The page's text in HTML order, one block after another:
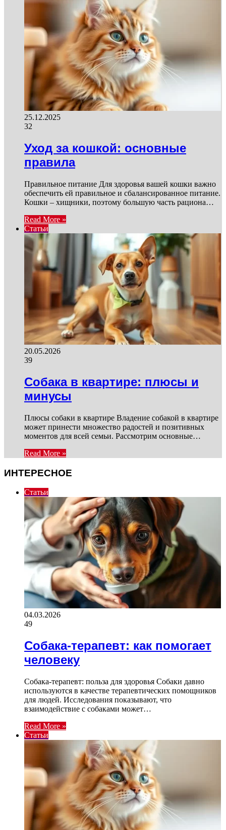
25.12.2025
32
Уход за кошкой: основные
правила
Правильное питание Для здоровья вашей кошки важно
обеспечить ей правильное и сбалансированное питание.
Кошки – хищники, поэтому большую часть рациона…
Read More »
Статьи
20.05.2026
39
Собака в квартире: плюсы и
минусы
Плюсы собаки в квартире Владение собакой в квартире
может принести множество радостей и позитивных
моментов для всей семьи. Рассмотрим основные…
Read More »
ИНТЕРЕСНОЕ
Статьи
04.03.2026
49
Собака-терапевт: как помогает
человеку
Собака-терапевт: польза для здоровья Собаки давно
используются в качестве терапевтических помощников
для людей. Исследования показывают, что
взаимодействие с собаками может…
Read More »
Статьи